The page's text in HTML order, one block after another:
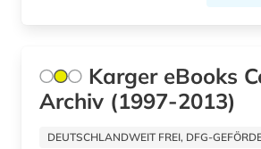
kalender (2)
kerntechnik (1)
klinische forschung (1)
Karger eBooks
Archiv (1997-2013)
DEUTSCHLANDWEIT FREI, DFG-